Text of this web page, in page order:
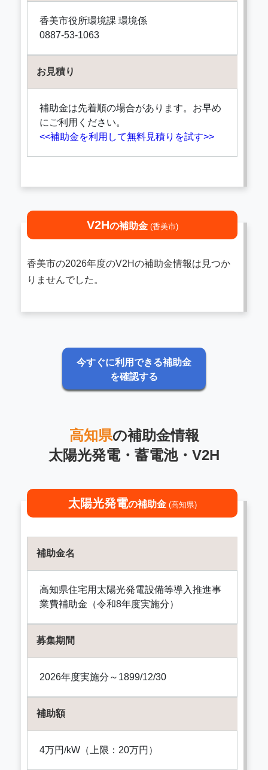
香美市役所環境課 環境係
0887-53-1063
お見積り
補助金は先着順の場合があります。お早め
にご利用ください。
<<補助金を利用して無料見積りを試す>>
V2Hの補助金 (香美市)
香美市の2026年度のV2Hの補助金情報は見つか
りませんでした。
今すぐに利用できる補助金
を確認する
高知県の補助金情報
太陽光発電・蓄電池・V2H
太陽光発電の補助金 (高知県)
補助金名
高知県住宅用太陽光発電設備等導入推進事
業費補助金（令和8年度実施分）
募集期間
2026年度実施分～1899/12/30
補助額
4万円/kW（上限：20万円）